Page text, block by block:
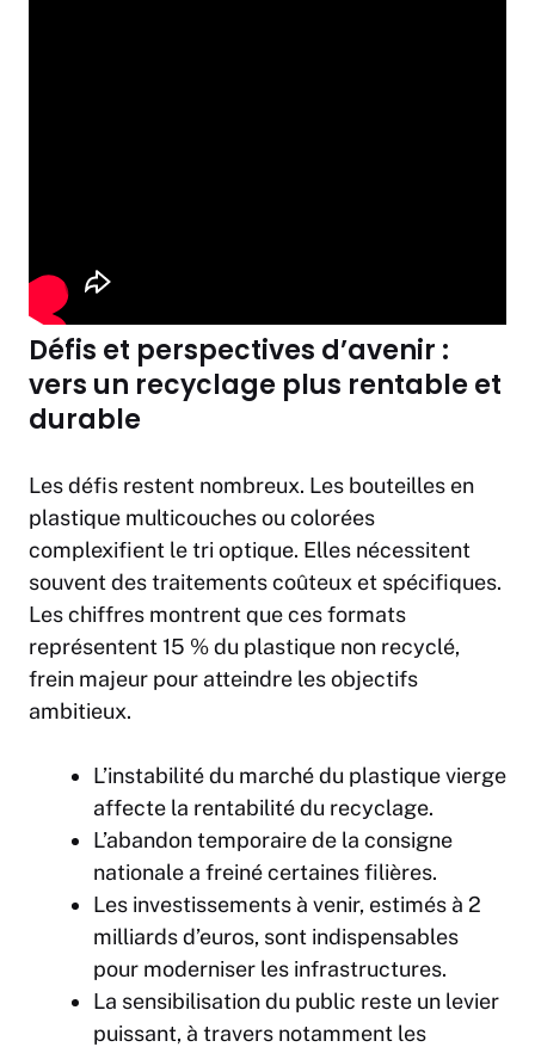
Défis et perspectives d’avenir :
vers un recyclage plus rentable et
durable
Les défis restent nombreux. Les bouteilles en
plastique multicouches ou colorées
complexifient le tri optique. Elles nécessitent
souvent des traitements coûteux et spécifiques.
Les chiffres montrent que ces formats
représentent 15 % du plastique non recyclé,
frein majeur pour atteindre les objectifs
ambitieux.
L’instabilité du marché du plastique vierge
affecte la rentabilité du recyclage.
L’abandon temporaire de la consigne
nationale a freiné certaines filières.
Les investissements à venir, estimés à 2
milliards d’euros, sont indispensables
pour moderniser les infrastructures.
La sensibilisation du public reste un levier
puissant, à travers notamment les